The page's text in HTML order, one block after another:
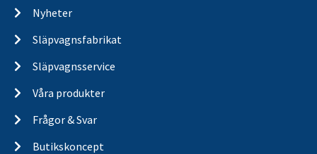
Nyheter
Släpvagnsfabrikat
Släpvagnsservice
Våra produkter
Frågor & Svar
Butikskoncept